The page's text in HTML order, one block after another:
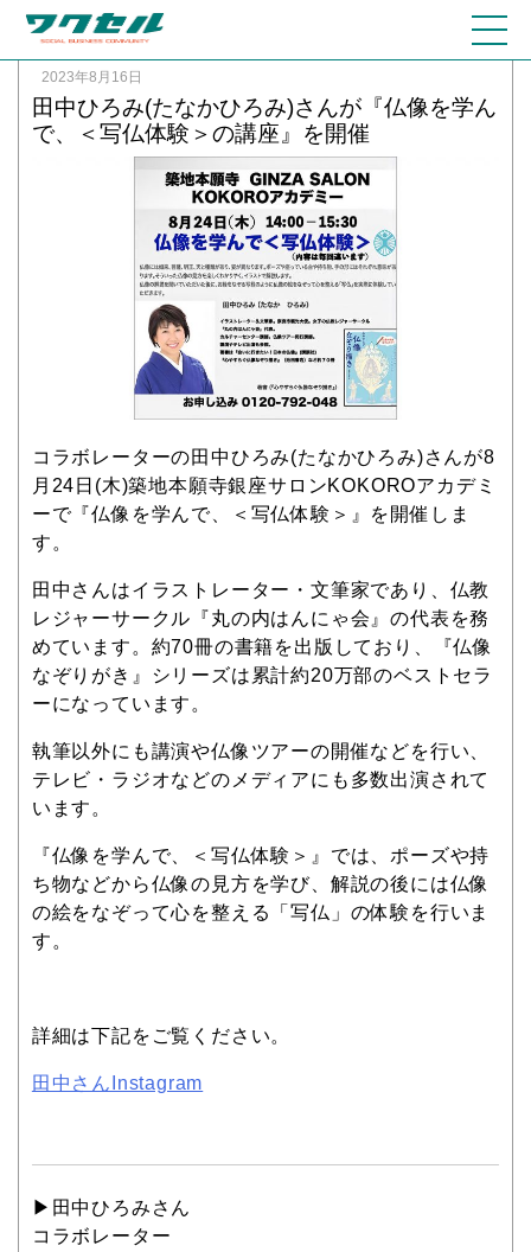
2023年8月16日
田中ひろみ(たなかひろみ)さんが『仏像を学ん
で、＜写仏体験＞の講座』を開催
コラボレーターの田中ひろみ(たなかひろみ)さんが8
月24日(木)築地本願寺銀座サロンKOKOROアカデミ
ーで『仏像を学んで、＜写仏体験＞』を開催しま
す。
田中さんはイラストレーター・文筆家であり、仏教
レジャーサークル『丸の内はんにゃ会』の代表を務
めています。約70冊の書籍を出版しており、『仏像
なぞりがき』シリーズは累計約20万部のベストセラ
ーになっています。
執筆以外にも講演や仏像ツアーの開催などを行い、
テレビ・ラジオなどのメディアにも多数出演されて
います。
『仏像を学んで、＜写仏体験＞』では、ポーズや持
ち物などから仏像の見方を学び、解説の後には仏像
の絵をなぞって心を整える「写仏」の体験を行いま
す。
詳細は下記をご覧ください。
田中さんInstagram
▶︎田中ひろみさん
コラボレーター